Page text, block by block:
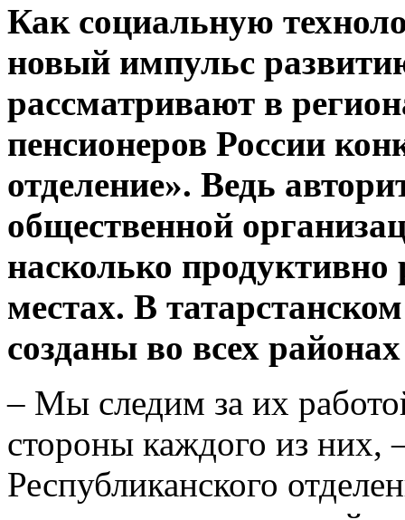
Как социальную
новый импульс
рассматривают в
пенсионеров России
отделение». Ведь
общественной
насколько продуктивно
местах. В
созданы во всех
– Мы следим за их
стороны каждого из них,
Республиканского